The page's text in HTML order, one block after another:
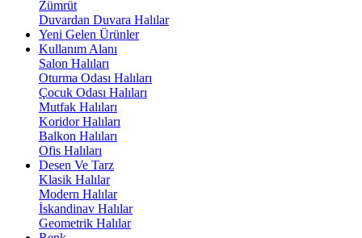
Zümrüt
Duvardan Duvara Halılar
Yeni Gelen Ürünler
Kullanım Alanı
Salon Halıları
Oturma Odası Halıları
Çocuk Odası Halıları
Mutfak Halıları
Koridor Halıları
Balkon Halıları
Ofis Halıları
Desen Ve Tarz
Klasik Halılar
Modern Halılar
İskandinav Halılar
Geometrik Halılar